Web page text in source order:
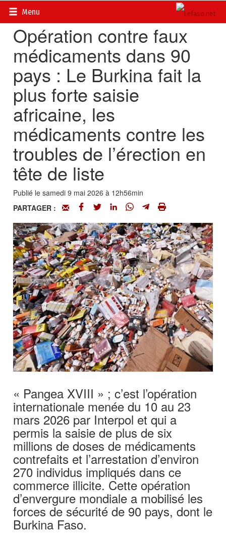
Menu
Accueil>
Opération contre faux
médicaments dans 90
pays : Le Burkina fait la
plus forte saisie
africaine, les
médicaments contre les
troubles de l’érection en
tête de liste
Publié le samedi 9 mai 2026 à 12h56min
PARTAGER :
« Pangea XVIII » ; c’est l’opération
internationale menée du 10 au 23
mars 2026 par Interpol et qui a
permis la saisie de plus de six
millions de doses de médicaments
contrefaits et l’arrestation d’environ
270 individus impliqués dans ce
commerce illicite. Cette opération
d’envergure mondiale a mobilisé les
forces de sécurité de 90 pays, dont le
Burkina Faso.